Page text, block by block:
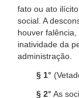
fato ou ato
social. A
houver
inatividade da
administração.
§ 1°
§ 2° As